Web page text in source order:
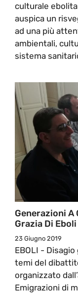
culturale
auspica un
ad una più
ambientali,
sistema
Generazioni
Grazia Di Eboli
23 Giugno 2019
EBOLI -
temi del
organizzato
Emigrazioni di